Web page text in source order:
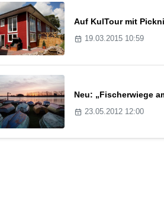
Auf KulTour mit
19.03.2015 10:59
Neu: „Fischerwiege
23.05.2012 12:00